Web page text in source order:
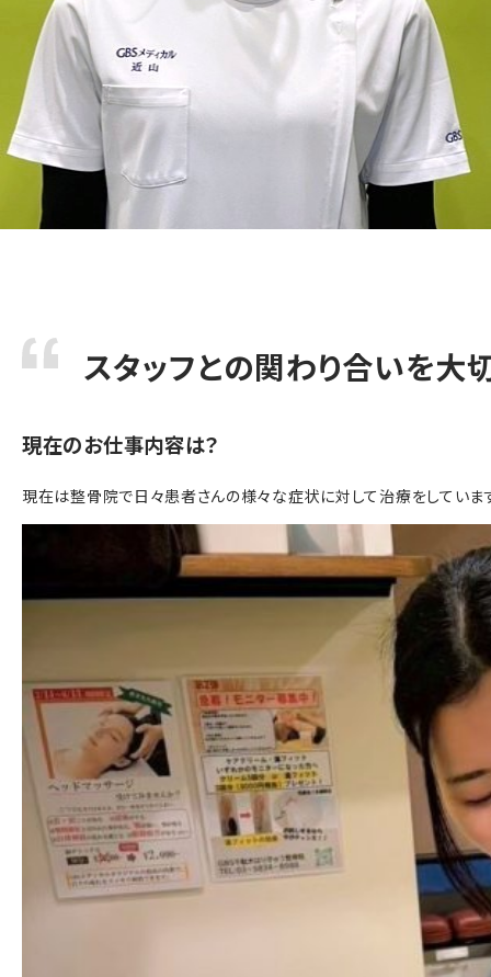
スタッフとの関わり合いを大
現在のお仕事内容は？
現在は整骨院で日々患者さんの様々な症状に対して治療をしていま